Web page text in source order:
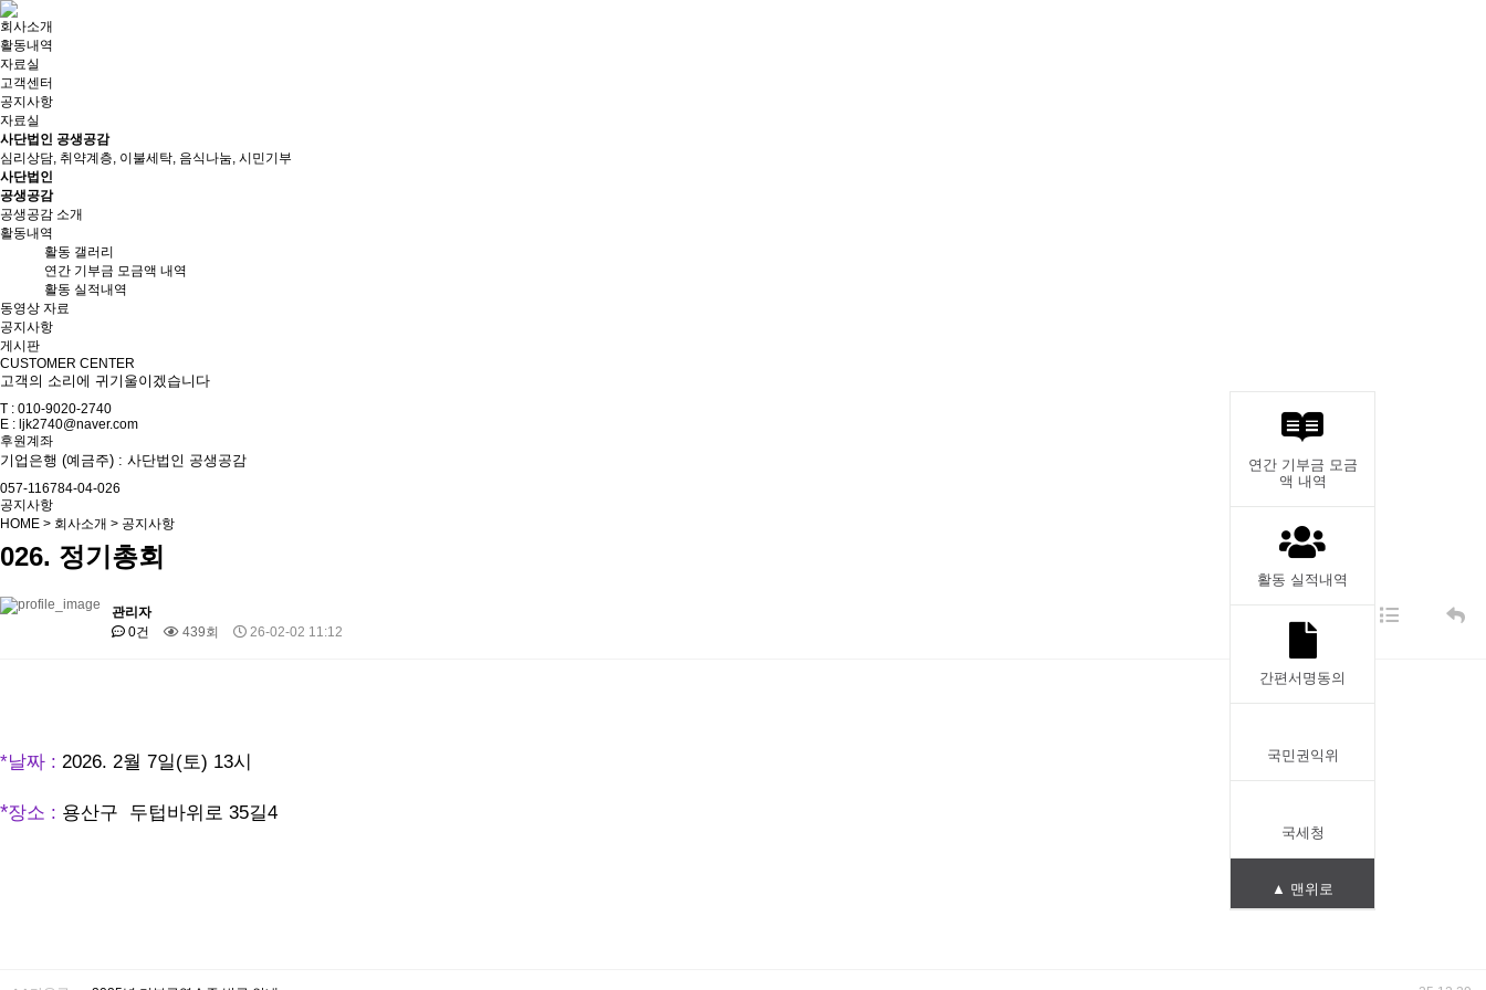
회사소개
활동내역
자료실
고객센터
공지사항
자료실
사단법인 공생공감
심리상담, 취약계층, 이불세탁, 음식나눔, 시민기부
사단법인
공생공감
공생공감 소개
활동내역
활동 갤러리
연간 기부금 모금액 내역
활동 실적내역
동영상 자료
공지사항
게시판
CUSTOMER CENTER
고객의 소리에 귀기울이겠습니다
T : 010-9020-2740
E : ljk2740@naver.com
후원계좌
기업은행 (예금주) : 사단법인 공생공감
057-116784-04-026
공지사항
HOME > 회사소개 > 공지사항
026. 정기총회
관리자
0건
439회 26-02-02 11:12
*날짜 : 2026. 2월 7일(토) 13시
*장소 : 용산구 두텁바위로 35길4
연간 기부금 모금
액 내역
활동 실적내역
간편서명동의
국민권익위
국세청
▲ 맨위로